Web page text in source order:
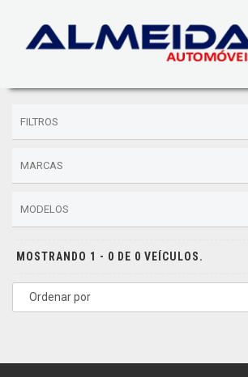
FILTROS
MARCAS
MODELOS
MOSTRANDO 1 - 0 DE 0 VEÍCULOS.
Ordenar por